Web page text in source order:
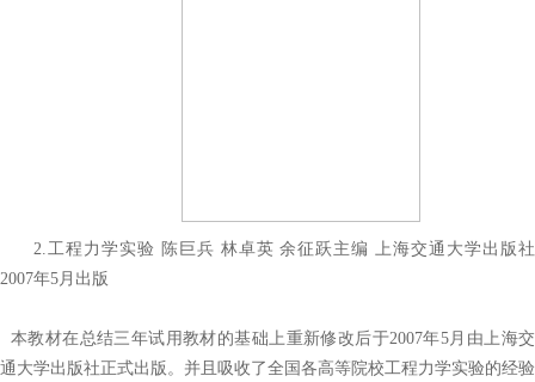
2.工程力学实验 陈巨兵 林卓英 余征跃主编 上海交通大学出版社
2007年5月出版
本教材在总结三年试用教材的基础上重新修改后于2007年5月由上海交
通大学出版社正式出版。并且吸收了全国各高等院校工程力学实验的经验